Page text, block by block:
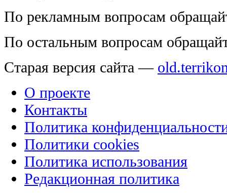
По рекламным вопросам
По остальным вопросам
Старая версия сайта —
О проекте
Контакты
Политика
Политики cookies
Политика использования
Редакционная политика